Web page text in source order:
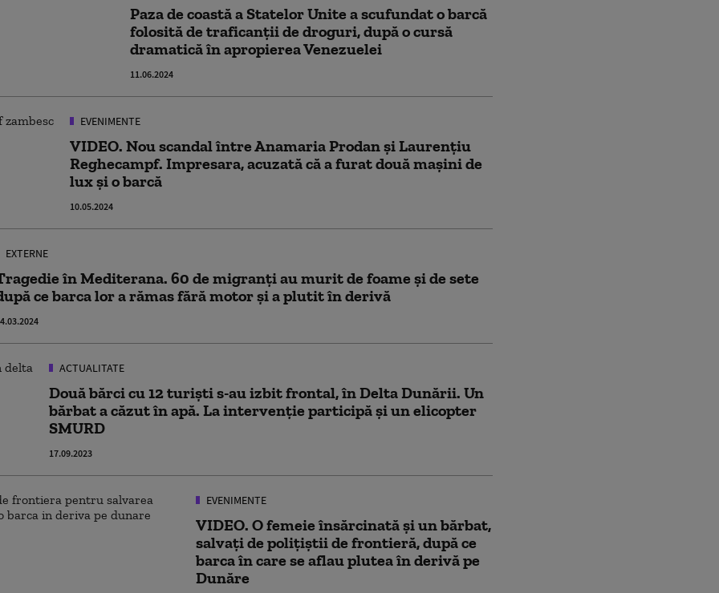
Paza de coastă a Statelor Unite a scufundat o barcă
folosită de traficanții de droguri, după o cursă
dramatică în apropierea Venezuelei
11.06.2024
EVENIMENTE
VIDEO. Nou scandal între Anamaria Prodan și Laurențiu
Reghecampf. Impresara, acuzată că a furat două mașini de
lux și o barcă
10.05.2024
EXTERNE
în Mediterana. 60 de migranți au murit de foame și de sete
ce barca lor a rămas fără motor și a plutit în derivă
ACTUALITATE
Două bărci cu 12 turiști s-au izbit frontal, în Delta Dunării. Un
bărbat a căzut în apă. La intervenție participă și un elicopter
SMURD
17.09.2023
EVENIMENTE
VIDEO. O femeie însărcinată şi un bărbat,
salvaţi de poliţiştii de frontieră, după ce
barca în care se aflau plutea în derivă pe
Dunăre